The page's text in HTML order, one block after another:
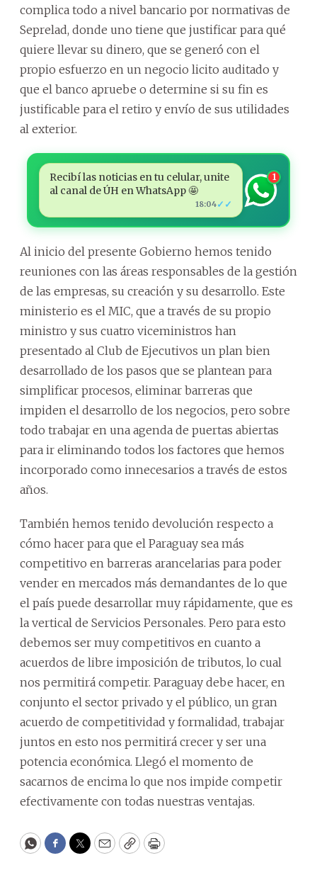
complica todo a nivel bancario por normativas de
Seprelad, donde uno tiene que justificar para qué
quiere llevar su dinero, que se generó con el
propio esfuerzo en un negocio licito auditado y
que el banco apruebe o determine si su fin es
justificable para el retiro y envío de sus utilidades
al exterior.
Recibí las noticias en tu celular, unite
al canal de ÚH en WhatsApp 🤩
18:04✓✓
1
Al inicio del presente Gobierno hemos tenido
reuniones con las áreas responsables de la gestión
de las empresas, su creación y su desarrollo. Este
ministerio es el MIC, que a través de su propio
ministro y sus cuatro viceministros han
presentado al Club de Ejecutivos un plan bien
desarrollado de los pasos que se plantean para
simplificar procesos, eliminar barreras que
impiden el desarrollo de los negocios, pero sobre
todo trabajar en una agenda de puertas abiertas
para ir eliminando todos los factores que hemos
incorporado como innecesarios a través de estos
años.
También hemos tenido devolución respecto a
cómo hacer para que el Paraguay sea más
competitivo en barreras arancelarias para poder
vender en mercados más demandantes de lo que
el país puede desarrollar muy rápidamente, que es
la vertical de Servicios Personales. Pero para esto
debemos ser muy competitivos en cuanto a
acuerdos de libre imposición de tributos, lo cual
nos permitirá competir. Paraguay debe hacer, en
conjunto el sector privado y el público, un gran
acuerdo de competitividad y formalidad, trabajar
juntos en esto nos permitirá crecer y ser una
potencia económica. Llegó el momento de
sacarnos de encima lo que nos impide competir
efectivamente con todas nuestras ventajas.
WhatsApp
Facebook
Twitter
EmailCopyPrint